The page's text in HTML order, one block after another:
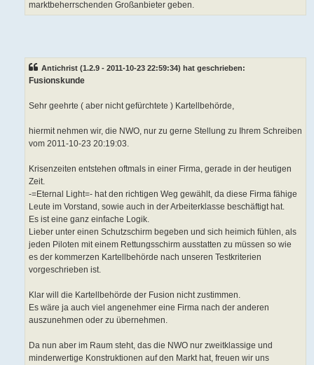
marktbeherrschenden Großanbieter geben.
Antichrist (1.2.9 - 2011-10-23 22:59:34) hat geschrieben:
Fusionskunde
Sehr geehrte ( aber nicht gefürchtete ) Kartellbehörde,
hiermit nehmen wir, die NWO, nur zu gerne Stellung zu Ihrem Schreiben
vom 2011-10-23 20:19:03.
Krisenzeiten entstehen oftmals in einer Firma, gerade in der heutigen
Zeit.
-=Eternal Light=- hat den richtigen Weg gewählt, da diese Firma fähige
Leute im Vorstand, sowie auch in der Arbeiterklasse beschäftigt hat.
Es ist eine ganz einfache Logik.
Lieber unter einen Schutzschirm begeben und sich heimich fühlen, als
jeden Piloten mit einem Rettungsschirm ausstatten zu müssen so wie
es der kommerzen Kartellbehörde nach unseren Testkriterien
vorgeschrieben ist.
Klar will die Kartellbehörde der Fusion nicht zustimmen.
Es wäre ja auch viel angenehmer eine Firma nach der anderen
auszunehmen oder zu übernehmen.
Da nun aber im Raum steht, das die NWO nur zweitklassige und
minderwertige Konstruktionen auf den Markt hat, freuen wir uns